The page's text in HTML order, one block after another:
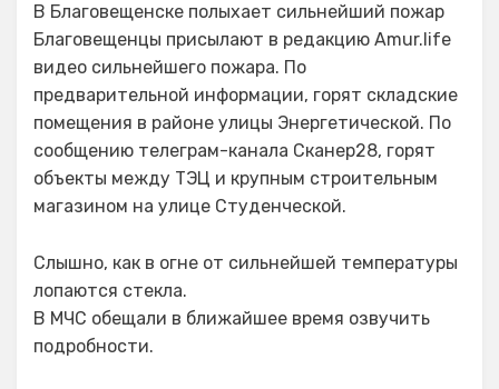
В Благовещенске полыхает сильнейший пожар
Благовещенцы присылают в редакцию Amur.life
видео сильнейшего пожара. По
предварительной информации, горят складские
помещения в районе улицы Энергетической. По
сообщению телеграм-канала Сканер28, горят
объекты между ТЭЦ и крупным строительным
магазином на улице Студенческой.
Слышно, как в огне от сильнейшей температуры
лопаются стекла.
В МЧС обещали в ближайшее время озвучить
подробности.